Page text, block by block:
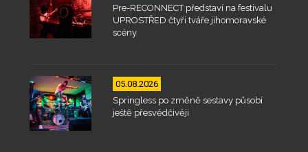
Pre-RECONNECT představí na festivalu
UPROSTŘED čtyři tváře jihomoravské
scény
05.08.2026
Springless po změně sestavy působí
ještě přesvědčivěji